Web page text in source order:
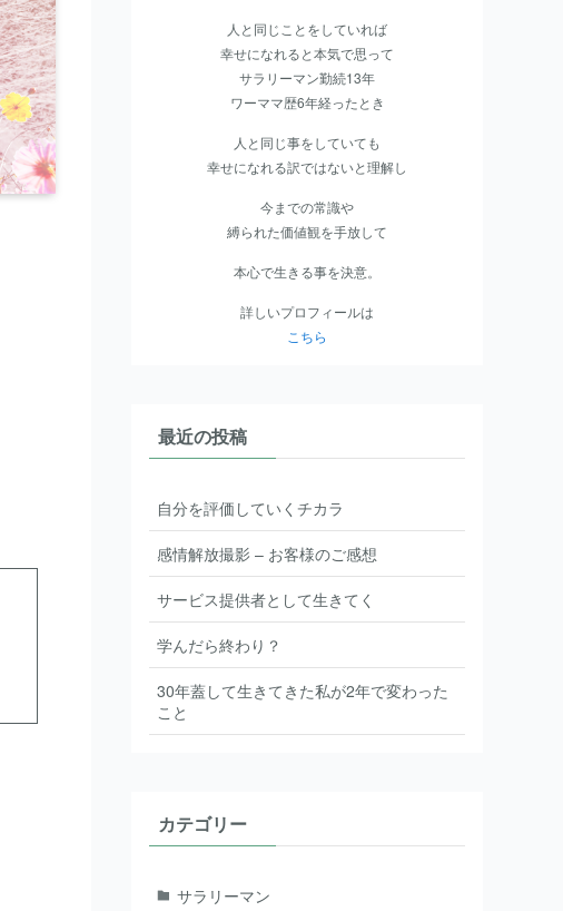
人と同じことをしていれば
幸せになれると本気で思って
サラリーマン勤続13年
ワーママ歴6年経ったとき
人と同じ事をしていても
幸せになれる訳ではないと理解し
今までの常識や
縛られた価値観を手放して
本心で生きる事を決意。
詳しいプロフィールは
こちら
最近の投稿
自分を評価していくチカラ
感情解放撮影 – お客様のご感想
サービス提供者として生きてく
学んだら終わり？
30年蓋して生きてきた私が2年で変わった
こと
カテゴリー
サラリーマン